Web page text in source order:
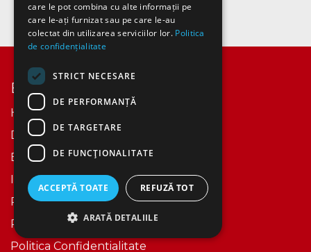
Explore
Home
Despre Noi​
Events
Istoric
Politica Cookies
Retur / Anulare
Politica Confidentialitate
care le pot combina cu alte informații pe
care le-ați furnizat sau pe care le-au
colectat din utilizarea serviciilor lor. Politica
de confidențialitate
STRICT NECESARE
DE PERFORMANȚĂ
DE TARGETARE
DE FUNCŢIONALITATE
ACCEPTĂ TOATE REFUZĂ TOT
ARATĂ DETALIILE